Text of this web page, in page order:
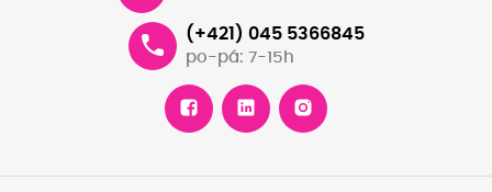
(+421) 045 5366845
po-pá: 7-15h